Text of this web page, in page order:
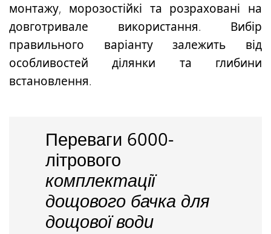
монтажу, морозостійкі та розраховані на
довготривале використання. Вибір
правильного варіанту залежить від
особливостей ділянки та глибини
встановлення.
Переваги 6000-
літрового
комплектації
дощового бачка для
дощової води